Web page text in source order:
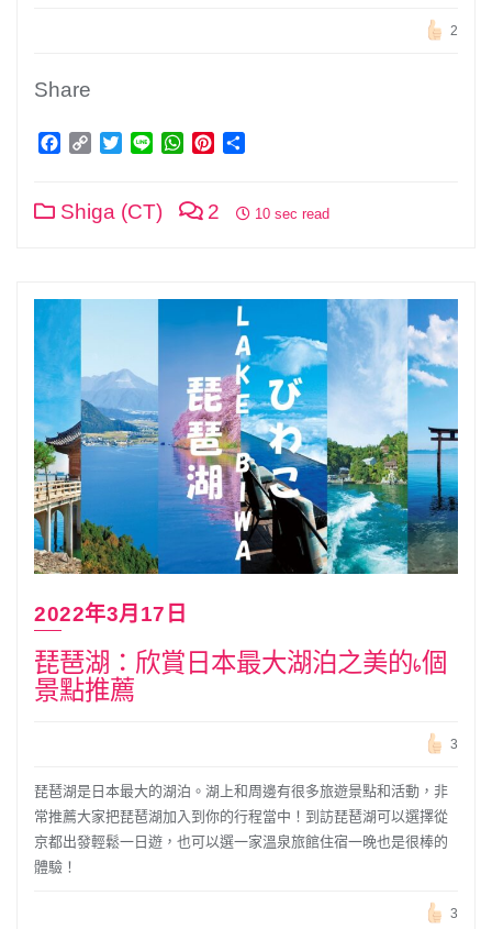
2
Share
Facebook
Copy TwitterLine WhatsApp
Pinterest
Shiga (CT) 2 10 sec read
2022年3月17日
琵琶湖：欣賞日本最大湖泊之美的6個
景點推薦
3
琵琶湖是日本最大的湖泊。湖上和周邊有很多旅遊景點和活動，非
常推薦大家把琵琶湖加入到你的行程當中！到訪琵琶湖可以選擇從
京都出發輕鬆一日遊，也可以選一家溫泉旅館住宿一晚也是很棒的
體驗！
3